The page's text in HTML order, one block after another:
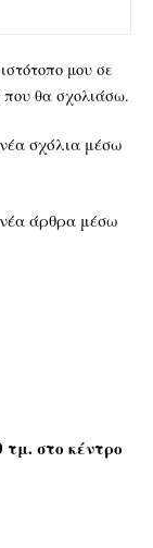
μου σε
θα σχολιάσω.
σχόλια μέσω
άρθρα μέσω
στο κέντρο